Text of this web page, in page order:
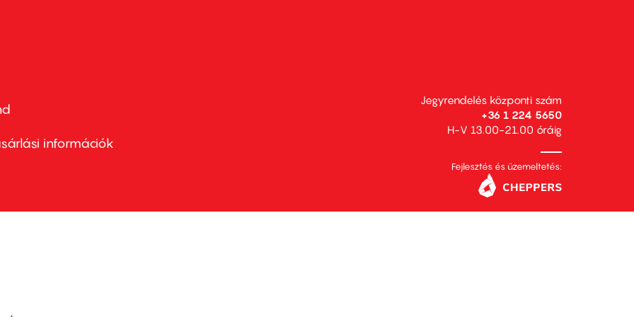
információk
Jegyrendelés központi szám
+36 1 224 5650
H-V 13.00-21.00 óráig
Fejlesztés és üzemeltetés: